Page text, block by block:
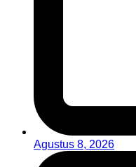
Agustus 8, 2026